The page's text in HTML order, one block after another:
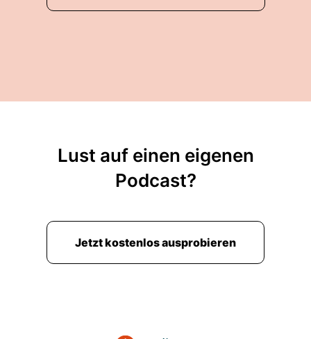
Lust auf einen eigenen
Podcast?
Jetzt kostenlos ausprobieren